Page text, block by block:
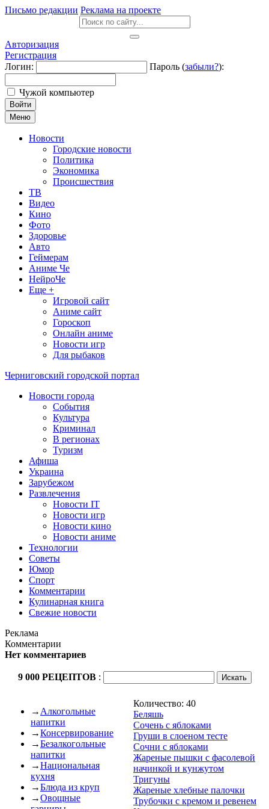
Письмо редакции Реклама на проекте
Авторизация
Регистрация
Логин:
Пароль (забыли?):
Чужой компьютер
Войти
Меню
Новости
Городские новости
Политика
Экономика
Происшествия
ТВ
Видео
Кино
Фото
Здоровье
Авто
Геймерам
Аниме Че
НейроЧе
Еще +
Игровой сайт
Аниме сайт
Гороскоп
Онлайн аниме
Новости игр
Для рыбаков
Черниговский городской портал
Новости города
События
Культура
Криминал
В регионах
Туризм
Афиша
Украина
Зарубежом
Развлечения
Новости IT
Новости игр
Новости кино
Новости аниме
Технологии
Советы
Юмор
Спорт
Комментарии
Кулинарная книга
Свежие новости
Реклама
Комментарии
Нет комментариев
9 000 РЕЦЕПТОВ :
→ Алкогольные
напитки
→Консервирование
→Безалкогольные
напитки
→Национальная
кухня
→Блюда из круп
→Овощные
Количество: 40
Беляшь
Сочень с яблоками
Груши в слоеном тесте
Сочни с яблоками
Жареные пышки с фасолевой
начинкой и кунжутом
Тригуны
Жареные хлебные палочки
Трубочки с кремом и ревенем